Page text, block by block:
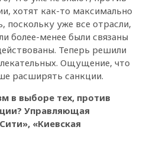
хотят как-то максимально
поскольку уже все отрасли,
более-менее были связаны
Теперь решили
Ощущение, что
расширять санкции.
в выборе тех, против
Управляющая
«Киевская